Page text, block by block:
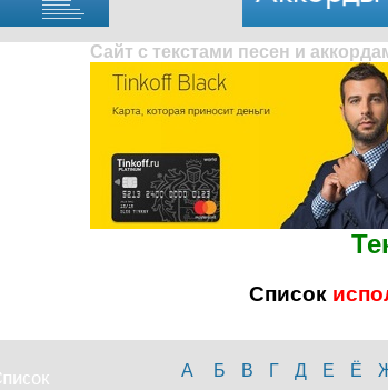
Сайт с текстами песен и
Список
А Б В Г Д Е Ё